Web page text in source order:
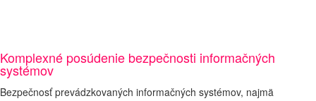
Komplexné posúdenie bezpečnosti informačných
systémov
Bezpečnosť prevádzkovaných informačných systémov, najmä